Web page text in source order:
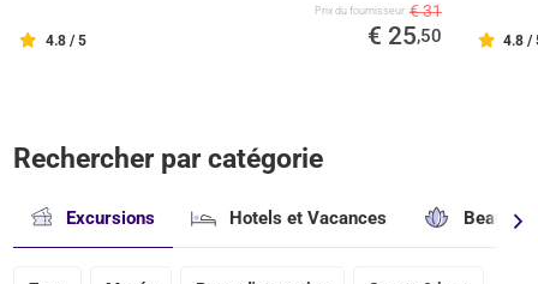
4.8 / 5
Prix ​​du fournisseur € 31
€ 25,50 4.8 /
Rechercher par catégorie
Excursions Hotels et Vacances Beauté